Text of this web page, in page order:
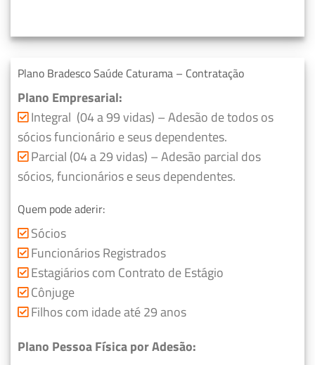
Plano Bradesco Saúde Caturama – Contratação
Plano Empresarial:
Integral (04 a 99 vidas) – Adesão de todos os
sócios funcionário e seus dependentes.
Parcial (04 a 29 vidas) – Adesão parcial dos
sócios, funcionários e seus dependentes.
Quem pode aderir:
Sócios
Funcionários Registrados
Estagiários com Contrato de Estágio
Cônjuge
Filhos com idade até 29 anos
Plano Pessoa Física por Adesão: